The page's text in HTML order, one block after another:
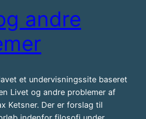
andre
et undervisningssite baseret
Livet og andre problemer af
Ketsner. Der er forslag til